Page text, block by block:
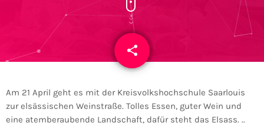
share
email
Am 21 April geht es mit der Kreisvolkshochschule Saarlouis
zur elsässischen Weinstraße. Tolles Essen, guter Wein und
eine atemberaubende Landschaft, dafür steht das Elsass. ..